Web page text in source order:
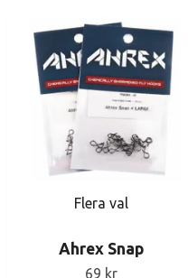
Flera val
Ahrex Snap
69 kr